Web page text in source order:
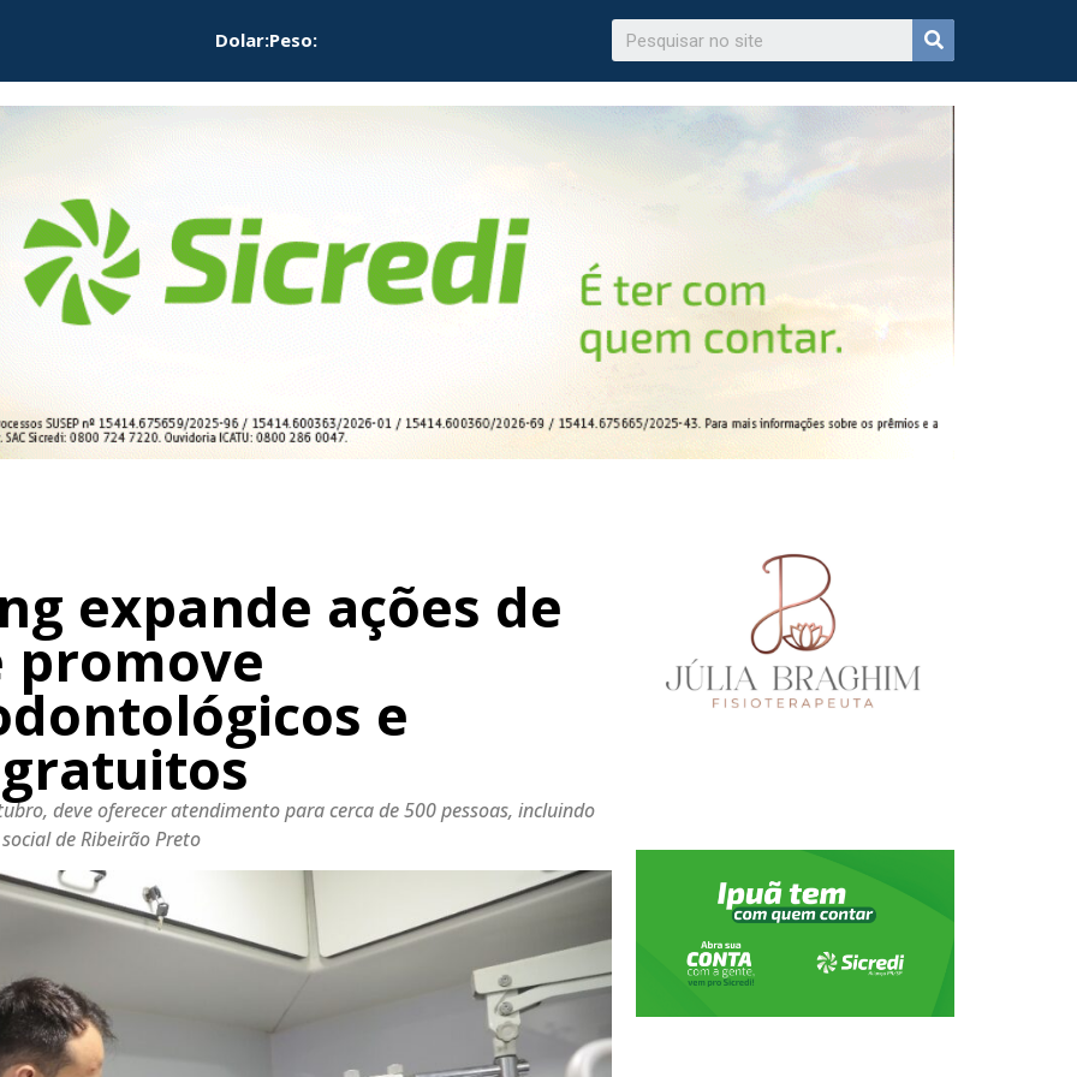
Dolar:Peso:
expande ações de
promove
e
deve oferecer atendimento para cerca de 500 pessoas, incluindo
de Ribeirão Preto